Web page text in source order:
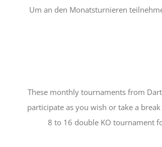
Um an den Monatsturnieren
These monthly tournaments from
participate as you wish or take a
8 to 16 double KO tournament